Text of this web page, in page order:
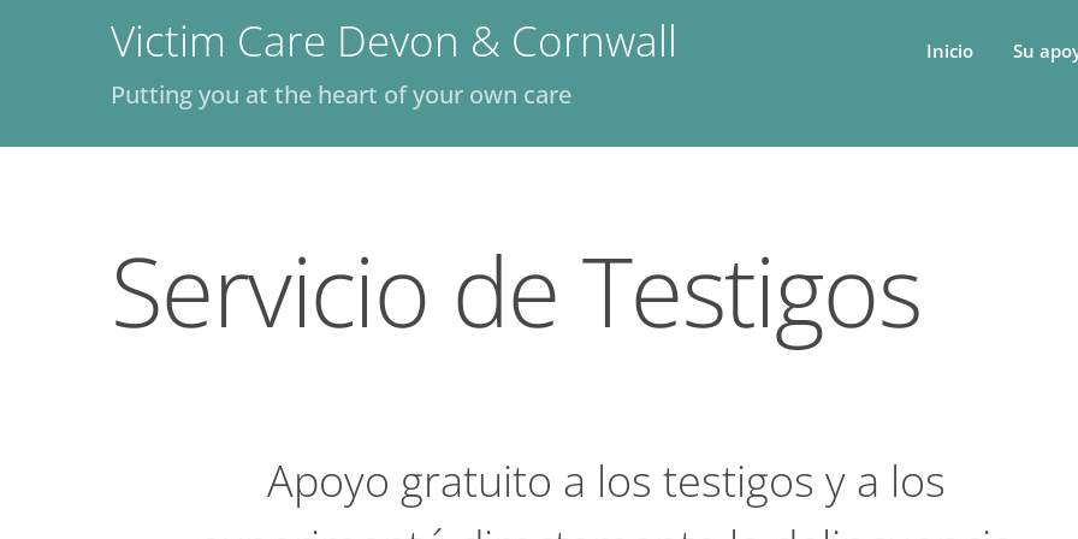
Victim Care Devon & Cornwall
Putting you at the heart of your own care
Inicio Su
Servicio de Testigos
Apoyo gratuito a los testigos y a los